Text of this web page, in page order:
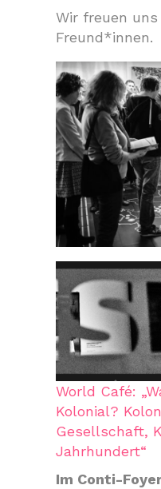
Wir freuen
Freund*innen.
World Café:
Kolonial?
Gesellschaft,
Jahrhundert“
Im Conti-